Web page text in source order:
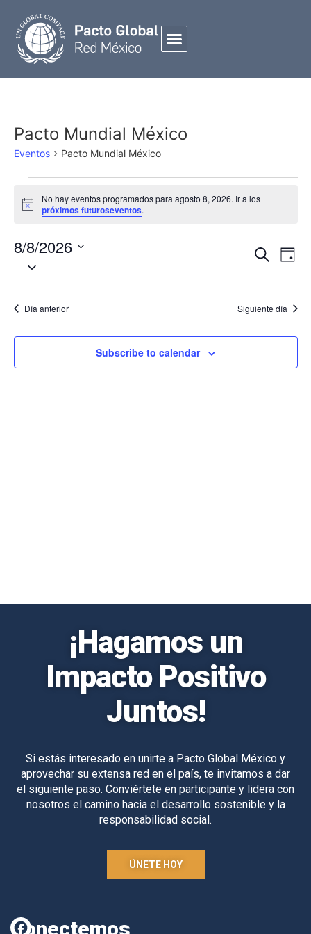
Pacto Mundial México
Eventos Pacto Mundial México
Notice
No hay eventos programados para agosto 8, 2026. Ir a los
próximos futuroseventos.
Vistas
Eventos
Buscar
DE
Día
8/8/2026
Seleccionar
fecha.
Día anterior Siguiente día
Subscribe to calendar
¡Hagamos un
Impacto Positivo
Juntos!
Si estás interesado en unirte a Pacto Global México y
aprovechar su extensa red en el país, te invitamos a dar
el siguiente paso. Conviértete en participante y lidera con
nosotros el camino hacia el desarrollo sostenible y la
responsabilidad social.
ÚNETE HOY
Conectemos